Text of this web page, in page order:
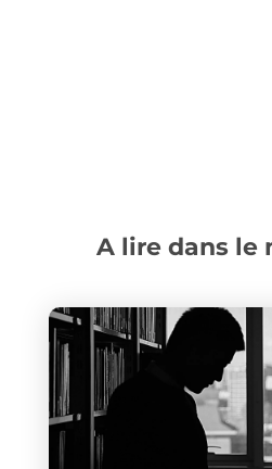
A lire dans le